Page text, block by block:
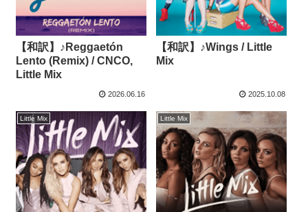
【和訳】♪Reggaetón
Lento (Remix) / CNCO,
Little Mix
2026.06.16
【和訳】♪Wings / Little
Mix
2025.10.08
Little Mix Little Mix